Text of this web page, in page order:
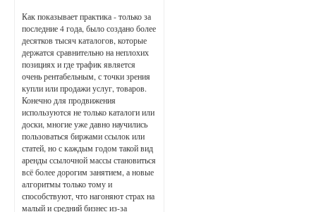
Как показывает практика - только за
последние 4 года, было создано более
десятков тысяч каталогов, которые
держатся сравнительно на неплохих
позициях и где трафик является
очень рентабельным, с точки зрения
купли или продажи услуг, товаров.
Конечно для продвижения
используются не только каталоги или
доски, многие уже давно научились
пользоваться биржами ссылок или
статей, но с каждым годом такой вид
аренды ссылочной массы становиться
всё более дорогим занятием, а новые
алгоритмы только тому и
способствуют, что нагоняют страх на
малый и средний бизнес из-за